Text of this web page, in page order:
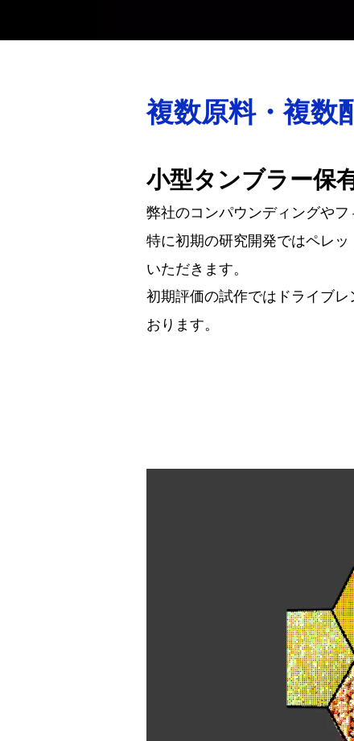
複数原料・複数
小型タンブラー保
弊社のコンパウンディングやフ
特に初期の研究開発ではペレ
いただきます。
初期評価の試作ではドライブ
おります。